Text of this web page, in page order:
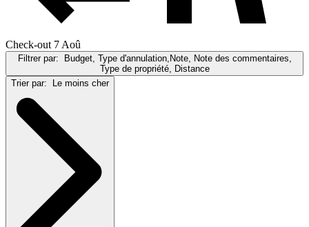
Check-out 7 Aoû
Filtrer par: Budget, Type d'annulation,Note, Note des commentaires,
Type de propriété, Distance
Trier par: Le moins cher